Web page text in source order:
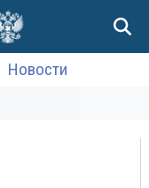
Новости